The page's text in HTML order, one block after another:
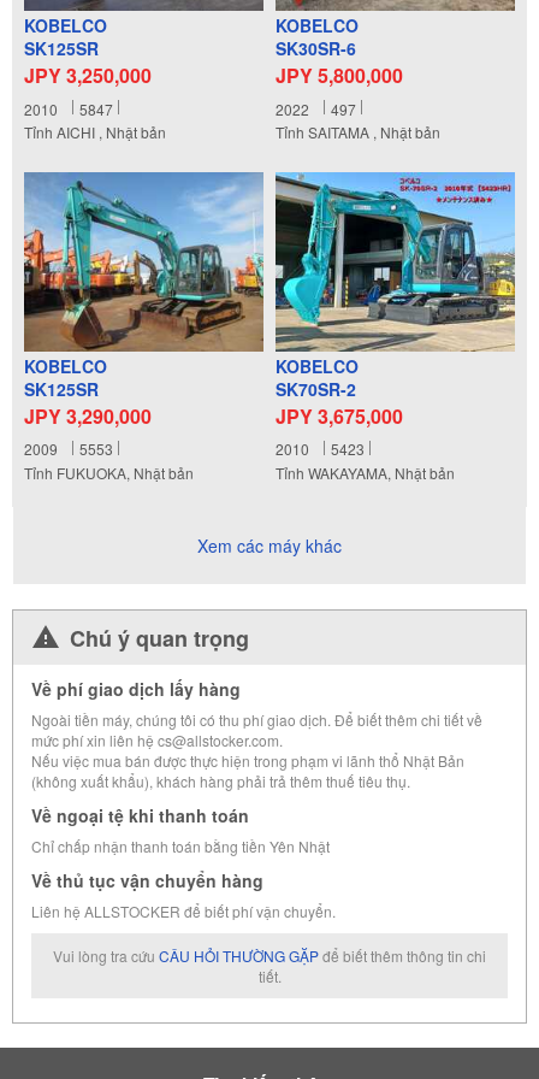
KOBELCO
SK125SR
JPY 3,250,000
2010
5847
Tỉnh AICHI , Nhật bản
KOBELCO
SK30SR-6
JPY 5,800,000
2022
497
Tỉnh SAITAMA , Nhật bản
KOBELCO
SK125SR
JPY 3,290,000
2009
5553
Tỉnh FUKUOKA, Nhật bản
KOBELCO
SK70SR-2
JPY 3,675,000
2010
5423
Tỉnh WAKAYAMA, Nhật bản
Xem các máy khác
Chú ý quan trọng
Về phí giao dịch lấy hàng
Ngoài tiền máy, chúng tôi có thu phí giao dịch. Để biết thêm chi tiết về
mức phí xin liên hệ cs@allstocker.com.
Nếu việc mua bán được thực hiện trong phạm vi lãnh thổ Nhật Bản
(không xuất khẩu), khách hàng phải trả thêm thuế tiêu thụ.
Về ngoại tệ khi thanh toán
Chỉ chấp nhận thanh toán bằng tiền Yên Nhật
Về thủ tục vận chuyển hàng
Liên hệ ALLSTOCKER để biết phí vận chuyển.
Vui lòng tra cứu CÂU HỎI THƯỜNG GẶPđể biết thêm thông tin chi
tiết.